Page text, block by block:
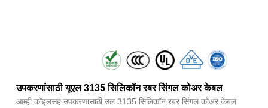
उपकरणांसाठी यूएल 3135 सिलिकॉन रबर सिंगल कोअर केबल
आम्ही कॉइलसह उपकरणासाठी उल 3135 सिलिकॉन रबर सिंगल कोअर केबल